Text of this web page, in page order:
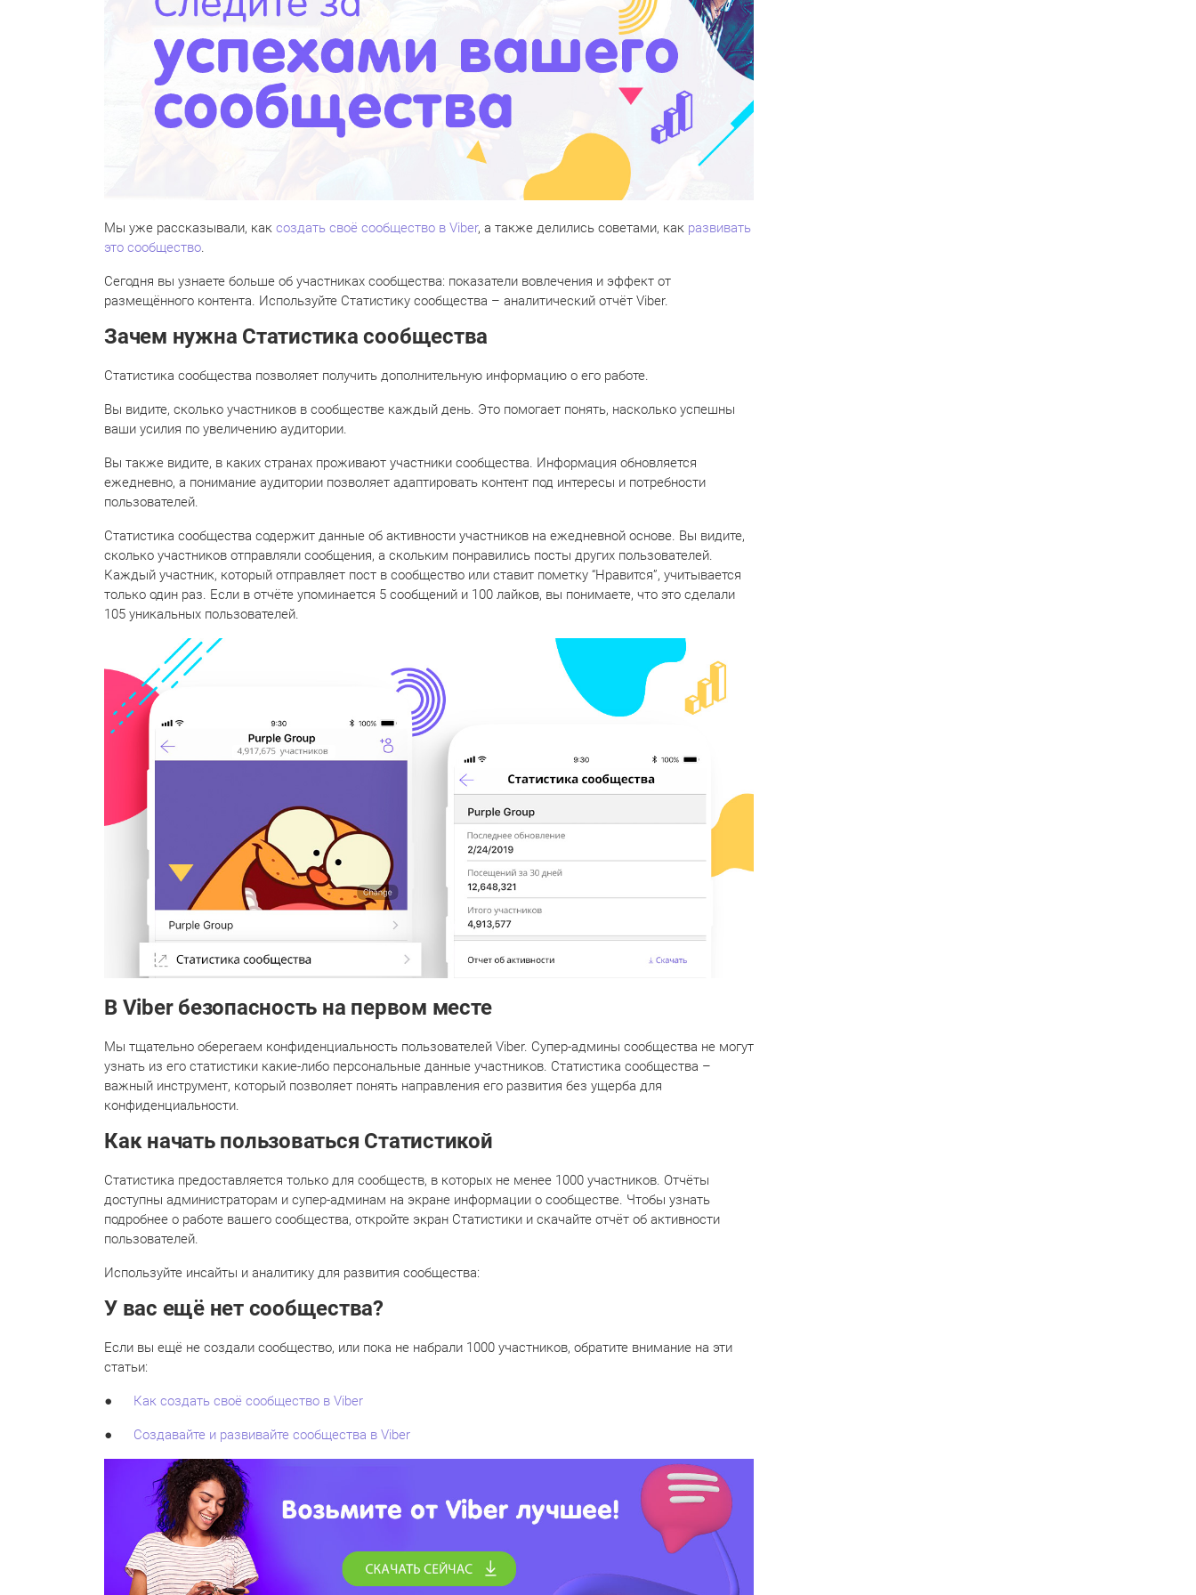
Мы уже рассказывали, как создать своё сообщество в Viber, а также делились советами, как развивать
это сообщество.
Сегодня вы узнаете больше об участниках сообщества: показатели вовлечения и эффект от
размещённого контента. Используйте Статистику сообщества – аналитический отчёт Viber.
Зачем нужна Статистика сообщества
Статистика сообщества позволяет получить дополнительную информацию о его работе.
Вы видите, сколько участников в сообществе каждый день. Это помогает понять, насколько успешны
ваши усилия по увеличению аудитории.
Вы также видите, в каких странах проживают участники сообщества. Информация обновляется
ежедневно, а понимание аудитории позволяет адаптировать контент под интересы и потребности
пользователей.
Статистика сообщества содержит данные об активности участников на ежедневной основе. Вы видите,
сколько участников отправляли сообщения, а скольким понравились посты других пользователей.
Каждый участник, который отправляет пост в сообщество или ставит пометку “Нравится”, учитывается
только один раз. Если в отчёте упоминается 5 сообщений и 100 лайков, вы понимаете, что это сделали
105 уникальных пользователей.
В Viber безопасность на первом месте
Мы тщательно оберегаем конфиденциальность пользователей Viber. Супер-админы сообщества не могут
узнать из его статистики какие-либо персональные данные участников. Статистика сообщества –
важный инструмент, который позволяет понять направления его развития без ущерба для
конфиденциальности.
Как начать пользоваться Статистикой
Статистика предоставляется только для сообществ, в которых не менее 1000 участников. Отчёты
доступны администраторам и супер-админам на экране информации о сообществе. Чтобы узнать
подробнее о работе вашего сообщества, откройте экран Статистики и скачайте отчёт об активности
пользователей.
Используйте инсайты и аналитику для развития сообщества:
У вас ещё нет сообщества?
Если вы ещё не создали сообщество, или пока не набрали 1000 участников, обратите внимание на эти
статьи:
● Как создать своё сообщество в Viber
● Создавайте и развивайте сообщества в Viber